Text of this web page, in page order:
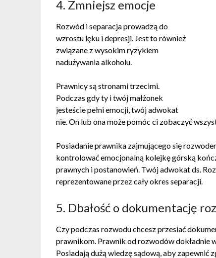
4. Zmniejsz emocje
Rozwód i separacja prowadzą do
wzrostu lęku i depresji. Jest to również
związane z wysokim ryzykiem
nadużywania alkoholu.
Prawnicy są stronami trzecimi.
Podczas gdy ty i twój małżonek
jesteście pełni emocji, twój adwokat
nie. On lub ona może pomóc ci zobaczyć
Posiadanie prawnika zajmującego się
kontrolować emocjonalną kolejkę górską
prawnych i postanowień. Twój adwokat ds.
reprezentowane przez cały okres separacji.
5. Dbałość o dokumentację
Czy podczas rozwodu chcesz przesiać
prawnikom. Prawnik od rozwodów dokładnie
Posiadają dużą wiedzę sądową, aby zapewnić